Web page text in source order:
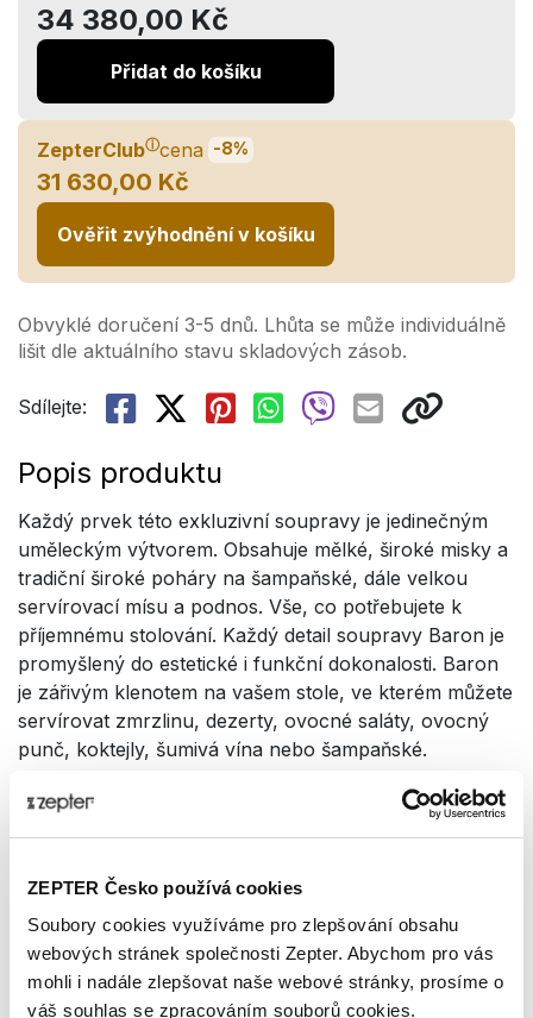
ZEPTER Česko používá cookies
Soubory cookies využíváme pro zlepšování obsahu
webových stránek společnosti Zepter. Abychom pro vás
mohli i nadále zlepšovat naše webové stránky, prosíme o
váš souhlas se zpracováním souborů cookies.
34 380,00 Kč
Přidat do košíku
ZepterClubⓘcena -8%
31 630,00 Kč
Ověřit zvýhodnění v košíku
Obvyklé doručení 3-5 dnů. Lhůta se může individuálně
lišit dle aktuálního stavu skladových zásob.
Sdílejte:
Popis produktu
Každý prvek této exkluzivní soupravy je jedinečným
uměleckým výtvorem. Obsahuje mělké, široké misky a
tradiční široké poháry na šampaňské, dále velkou
servírovací mísu a podnos. Vše, co potřebujete k
příjemnému stolování. Každý detail soupravy Baron je
promyšlený do estetické i funkční dokonalosti. Baron
je zářivým klenotem na vašem stole, ve kterém můžete
servírovat zmrzlinu, dezerty, ovocné saláty, ovocný
punč, koktejly, šumivá vína nebo šampaňské.
FUNKČNOST A DESIGN NEJVYŠŠÍ KVALITY –
Oživte své stolování dekorativní nápojovou a
servírovací soupravou z ušlechtilé oceli. Dezertní
souprava BARON dodá vašemu vytříbenému vkusu
punc elegance.